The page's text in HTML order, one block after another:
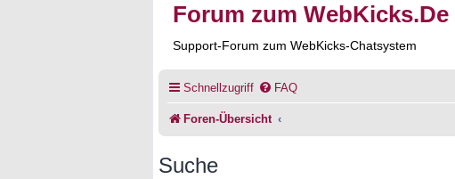
Forum zum WebKicks.De
Support-Forum zum WebKicks-Chatsystem
Schnellzugriff FAQ
Foren-Übersicht
Suche